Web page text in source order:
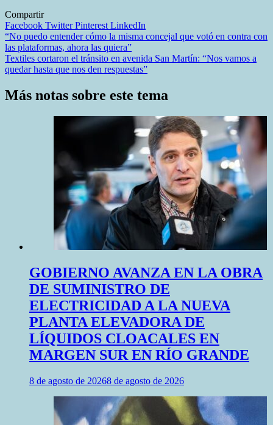
Compartir
Facebook TwitterPinterest LinkedIn
Navegación
de
entradas
“No puedo entender cómo la misma concejal que votó en contra con
las plataformas, ahora las quiera”
Textiles cortaron el tránsito en avenida San Martín: “Nos vamos a
quedar hasta que nos den respuestas”
Más notas sobre este tema
GOBIERNO AVANZA EN LA OBRA
DE SUMINISTRO DE
ELECTRICIDAD A LA NUEVA
PLANTA ELEVADORA DE
LÍQUIDOS CLOACALES EN
MARGEN SUR EN RÍO GRANDE
8 de agosto de 20268 de agosto de 2026